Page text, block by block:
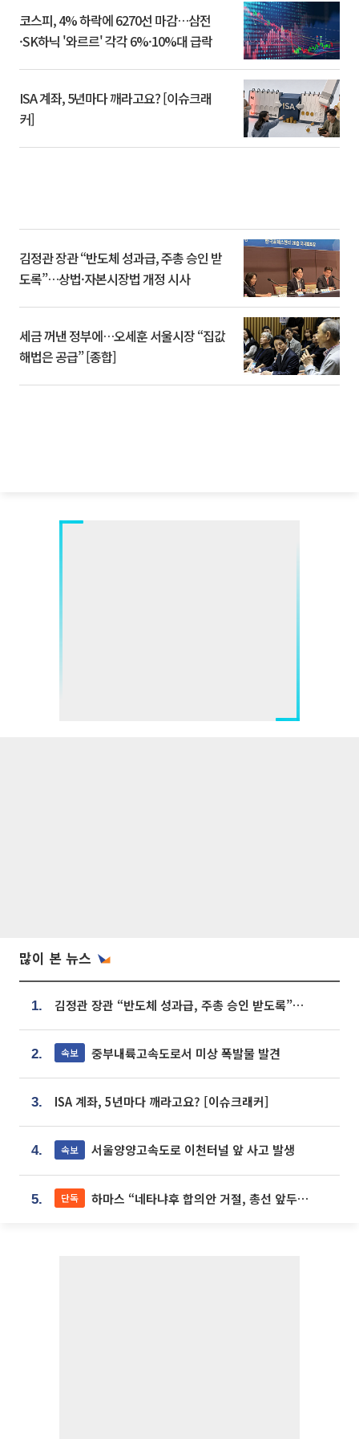
코스피, 4% 하락에 6270선 마감…삼전
·SK하닉 '와르르' 각각 6%·10%대 급락
ISA 계좌, 5년마다 깨라고요? [이슈크래
커]
김정관 장관 “반도체 성과급, 주총 승인 받
도록”…상법·자본시장법 개정 시사
세금 꺼낸 정부에…오세훈 서울시장 “집값
해법은 공급” [종합]
많이 본 뉴스
1. 김정관 장관 “반도체 성과급, 주총 승인 받도록”…상법·자본시장법 개정 시사
2. 속보 중부내륙고속도로서 미상 폭발물 발견
3. ISA 계좌, 5년마다 깨라고요? [이슈크래커]
4. 속보 서울양양고속도로 이천터널 앞 사고 발생
5. 단독 하마스 “네타냐후 합의안 거절, 총선 앞두고 시간 끌기”